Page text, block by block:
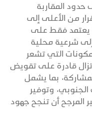
حدود المقاربة
من الأعلى إلى
يعتمد فقط على
شرعية محلية
التي تشعر
تزال قادرة على تقويض
بما يشمل
وتوفير
المرجح أن تنجح جهود